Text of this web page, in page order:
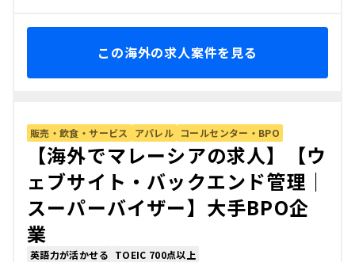
この海外の求人案件を見る
販売・飲食・サービス アパレル コールセンター・BPO
【海外でマレーシアの求人】【ウ
ェブサイト・バックエンド管理｜
スーパーバイザー】大手BPO企
業
英語力が活かせる TOEIC 700点以上